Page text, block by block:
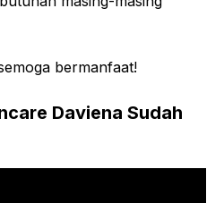
bermanfaat!
Daviena Sudah